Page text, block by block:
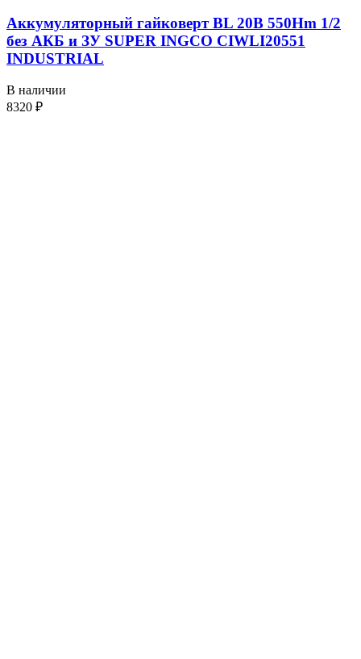
Аккумуляторный гайковерт BL 20В 550Hm 1/2
без АКБ и ЗУ SUPER INGCO CIWLI20551
INDUSTRIAL
В наличии
8320 ₽